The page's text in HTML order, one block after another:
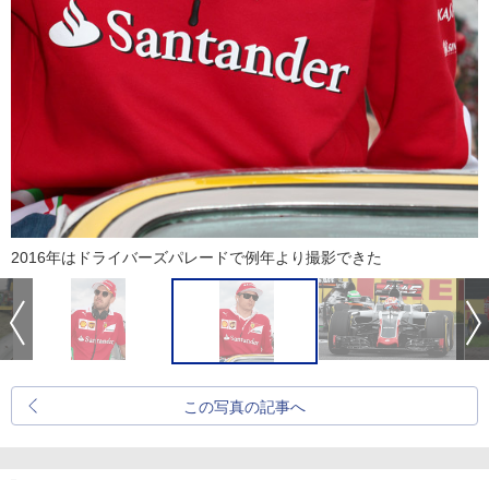
2016年はドライバーズパレードで例年より撮影できた
この写真の記事へ